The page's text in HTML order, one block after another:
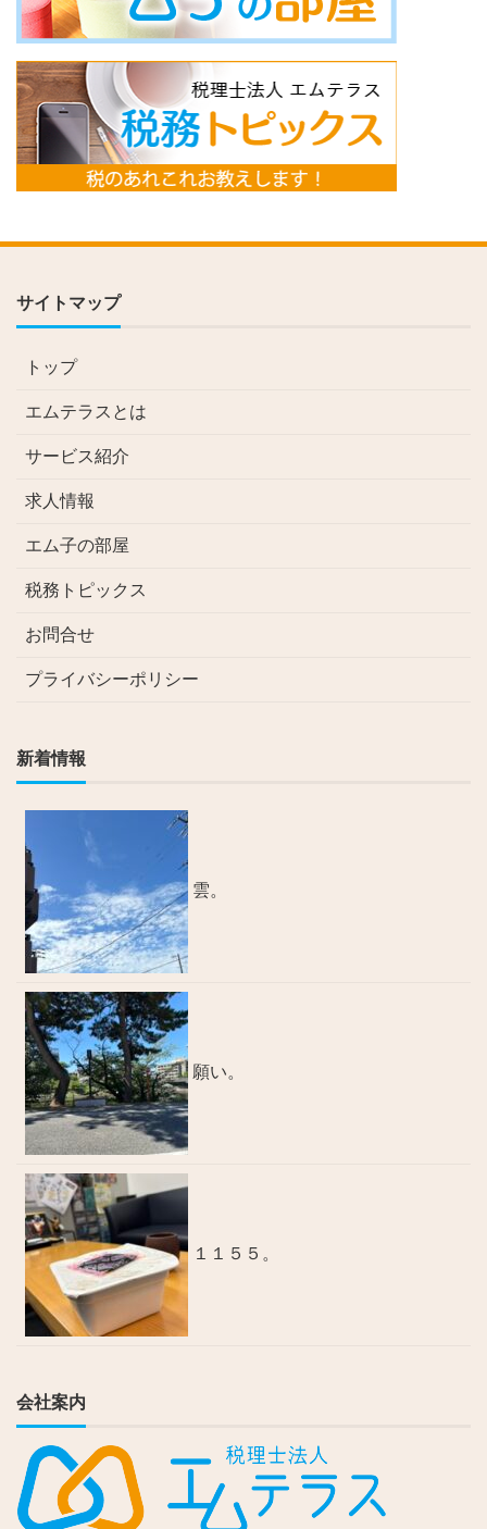
サイトマップ
トップ
エムテラスとは
サービス紹介
求人情報
エム子の部屋
税務トピックス
お問合せ
プライバシーポリシー
新着情報
雲。
願い。
１１５５。
会社案内